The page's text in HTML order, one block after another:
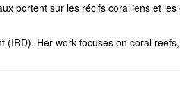
portent sur les récifs coralliens et
Her work focuses on coral